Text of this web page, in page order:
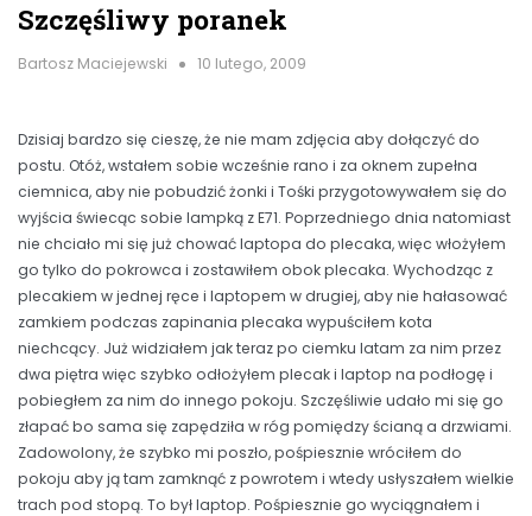
Szczęśliwy poranek
Bartosz Maciejewski 10 lutego, 2009
Dzisiaj bardzo się cieszę, że nie mam zdjęcia aby dołączyć do
postu. Otóż, wstałem sobie wcześnie rano i za oknem zupełna
ciemnica, aby nie pobudzić żonki i Tośki przygotowywałem się do
wyjścia świecąc sobie lampką z E71. Poprzedniego dnia natomiast
nie chciało mi się już chować laptopa do plecaka, więc włożyłem
go tylko do pokrowca i zostawiłem obok plecaka. Wychodząc z
plecakiem w jednej ręce i laptopem w drugiej, aby nie hałasować
zamkiem podczas zapinania plecaka wypuściłem kota
niechcący. Już widziałem jak teraz po ciemku latam za nim przez
dwa piętra więc szybko odłożyłem plecak i laptop na podłogę i
pobiegłem za nim do innego pokoju. Szczęśliwie udało mi się go
złapać bo sama się zapędziła w róg pomiędzy ścianą a drzwiami.
Zadowolony, że szybko mi poszło, pośpiesznie wróciłem do
pokoju aby ją tam zamknąć z powrotem i wtedy usłyszałem wielkie
trach pod stopą. To był laptop. Pośpiesznie go wyciągnałem i